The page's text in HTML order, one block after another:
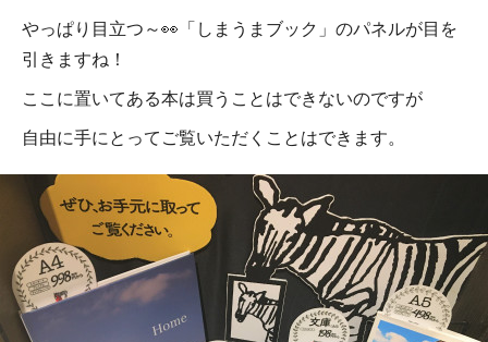
やっぱり目立つ～👀「しまうまブック」のパネルが目を
引きますね！
ここに置いてある本は買うことはできないのですが
自由に手にとってご覧いただくことはできます。